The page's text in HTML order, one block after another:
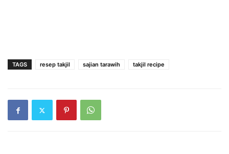
TAGS resep takjil sajian tarawih takjil recipe